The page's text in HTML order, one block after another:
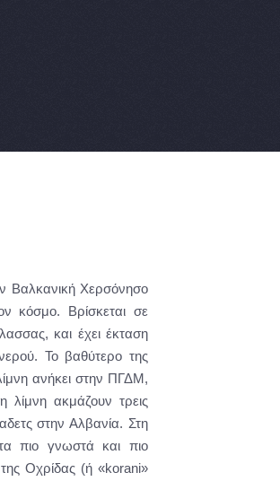
Βαλκανική Χερσόνησο
κόσμο. Βρίσκεται σε
και έχει έκταση
Το βαθύτερο της
ανήκει στην ΠΓΔΜ,
ακμάζουν τρεις
στην Αλβανία. Στη
πιο γνωστά και πιο
Οχρίδας (ή «korani»